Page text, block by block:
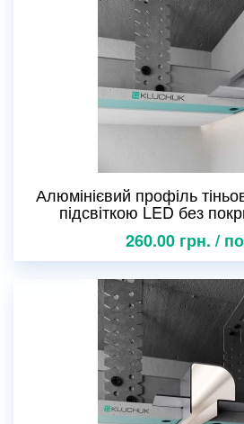
Алюмінієвий профіль
підсвіткою LED без
260.00 грн. /